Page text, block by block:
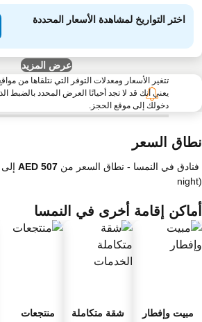
اختر التواريخ لمشاهدة الأسعار المحددة
عرض المزيد
تتغير الأسعار ومعدلات التوفر التي نتلقاها من
دخولك إلى موقع الحجز.
السعر
في النمسا - نطاق السعرمن إلى
إقامة أخرى في النمسا
مبيت وإفطار
شقة متكاملة
منتجعات